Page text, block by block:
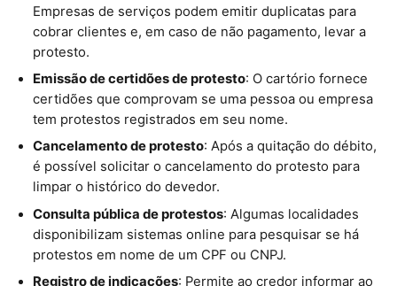
Empresas de serviços podem emitir duplicatas para
cobrar clientes e, em caso de não pagamento, levar a
protesto.
Emissão de certidões de protesto: O cartório fornece
certidões que comprovam se uma pessoa ou empresa
tem protestos registrados em seu nome.
Cancelamento de protesto: Após a quitação do débito,
é possível solicitar o cancelamento do protesto para
limpar o histórico do devedor.
Consulta pública de protestos: Algumas localidades
disponibilizam sistemas online para pesquisar se há
protestos em nome de um CPF ou CNPJ.
Registro de indicações: Permite ao credor informar ao